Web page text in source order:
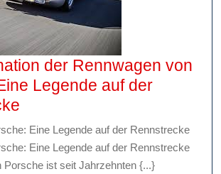
der Rennwagen von
Legende auf der
Faszination
der
Rennwagen
Eine Legende auf der Rennstrecke
Eine Legende auf der Rennstrecke
Porsche ist seit Jahrzehnten {...}